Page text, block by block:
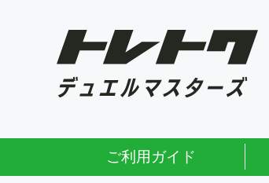
ご利用ガイド